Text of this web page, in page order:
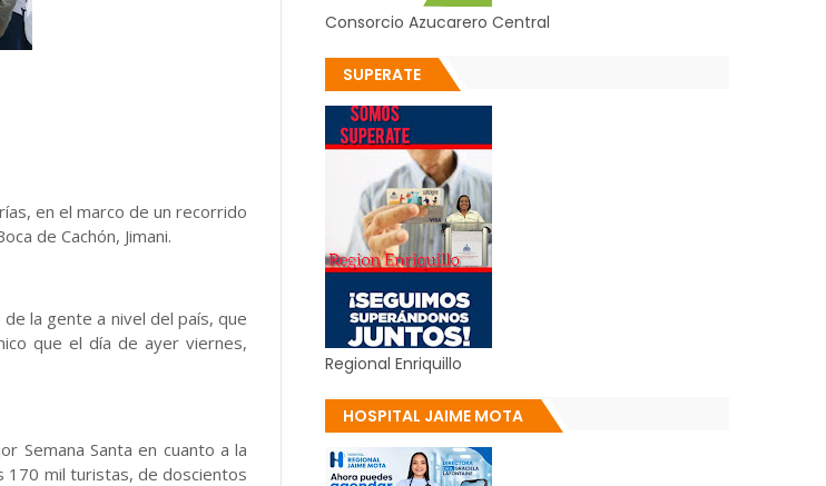
en el marco de un recorrido
de Cachón, Jimani.
la gente a nivel del país, que
que el día de ayer viernes,
Semana Santa en cuanto a la
170 mil turistas, de doscientos
Consorcio Azucarero Central
SUPERATE
Regional Enriquillo
HOSPITAL JAIME MOTA